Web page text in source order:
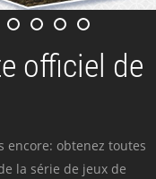
officiel de
encore: obtenez toutes
la série de jeux de